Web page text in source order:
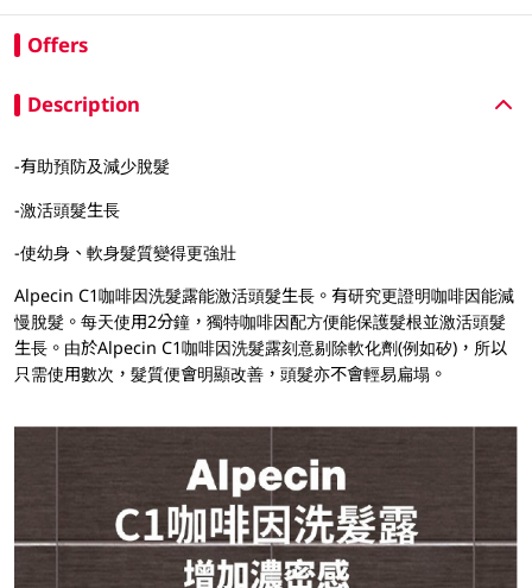
Offers
Description
-有助預防及減少脫髮
-激活頭髮生長
-使幼身、軟身髮質變得更強壯
Alpecin C1咖啡因洗髮露能激活頭髮生長。有研究更證明咖啡因能減
慢脫髮。每天使用2分鐘，獨特咖啡因配方便能保護髮根並激活頭髮
生長。由於Alpecin C1咖啡因洗髮露刻意剔除軟化劑(例如矽)，所以
只需使用數次，髮質便會明顯改善，頭髮亦不會輕易扁塌。